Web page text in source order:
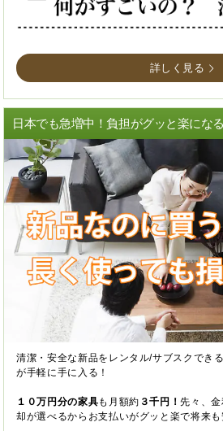
詳しく見る
日本でも急増中！負担がグッと楽になる
清潔・安全な新品をレンタル/サブスクでき
が手軽に手に入る！
１０万円分の家具も月額約 ３千円！先々、
却が選べるからお支払いがグッと楽で将来も